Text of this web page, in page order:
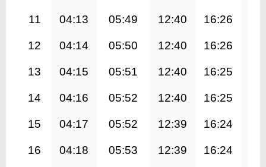
11 04:13 05:49 12:40 16:26
12 04:14 05:50 12:40 16:26
13 04:15 05:51 12:40 16:25
14 04:16 05:52 12:40 16:25
15 04:17 05:52 12:39 16:24
16 04:18 05:53 12:39 16:24